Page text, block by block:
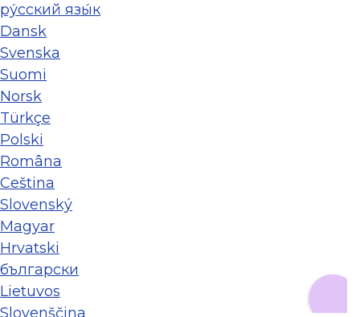
ру́сский язы́к
Dansk
Svenska
Suomi
Norsk
Türkçe
Polski
Româna
Ceština
Slovenský
Magyar
Hrvatski
български
Lietuvos
Slovenščina